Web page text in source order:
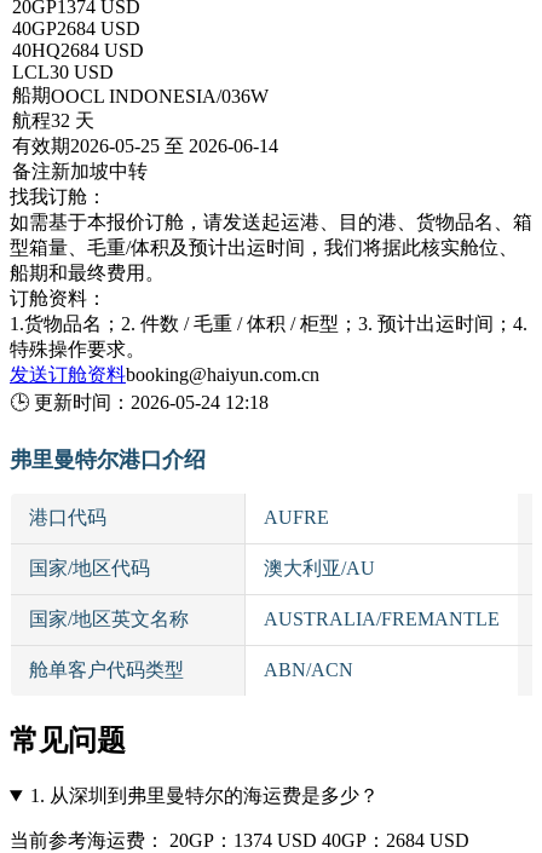
20GP1374 USD
40GP2684 USD
40HQ2684 USD
LCL30 USD
船期OOCL INDONESIA/036W
航程32 天
有效期2026-05-25 至 2026-06-14
备注新加坡中转
找我订舱：
如需基于本报价订舱，请发送起运港、目的港、货物品名、箱
型箱量、毛重/体积及预计出运时间，我们将据此核实舱位、
船期和最终费用。
订舱资料：
1.货物品名；2. 件数 / 毛重 / 体积 / 柜型；3. 预计出运时间；4.
特殊操作要求。
发送订舱资料booking@haiyun.com.cn
🕒 更新时间： 2026-05-24 12:18
弗里曼特尔港口介绍
港口代码 AUFRE
国家/地区代码 澳大利亚/AU
国家/地区英文名称 AUSTRALIA/FREMANTLE
舱单客户代码类型 ABN/ACN
常见问题
1. 从深圳到弗里曼特尔的海运费是多少？
当前参考海运费： 20GP：1374 USD 40GP：2684 USD